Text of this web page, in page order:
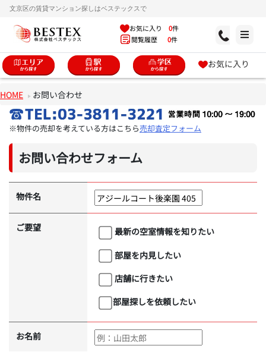
文京区の賃貸マンション探しはベステックスで
お気に入り 0件
閲覧履歴 0件
お気に入り
HOME お問い合わせ
※物件の売却を考えている方はこちら売却査定フォーム
お問い合わせフォーム
物件名
ご要望
最新の空室情報を知りたい
部屋を内見したい
店舗に行きたい
部屋探しを依頼したい
お名前